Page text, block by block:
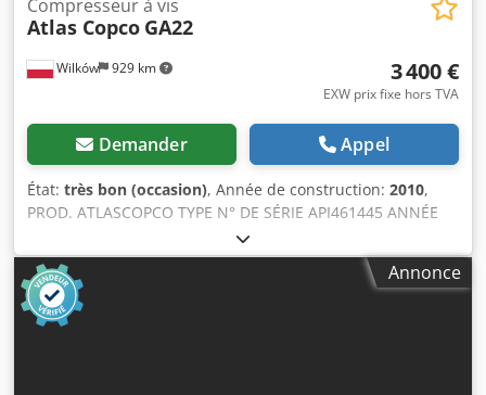
Wilków 929 km
Compresseur à vis
Atlas Copco GA22
3 400 €
EXW prix fixe hors TVA
Demander Appel
État: très bon (occasion), Année de construction: 2010,
PROD. ATLASCOPCO TYPE N° DE SÉRIE API461445 ANNÉE
2010 PUISSANCE (kW) 22 DÉBIT (m3/min) 3,61 PRESSION
(bar) 7,5 HEURES (FONCTIONNEMENT/TOTAL)
CONVERTISSEUR DE FRÉQUENCE non DESSÉCHEUR
INTÉGRÉ non ÉCHANGEUR non REFROIDISSEMENT
(AIR/EAU) air SUR LE RÉSERVOIR non DOCUMENTS non
Annonce